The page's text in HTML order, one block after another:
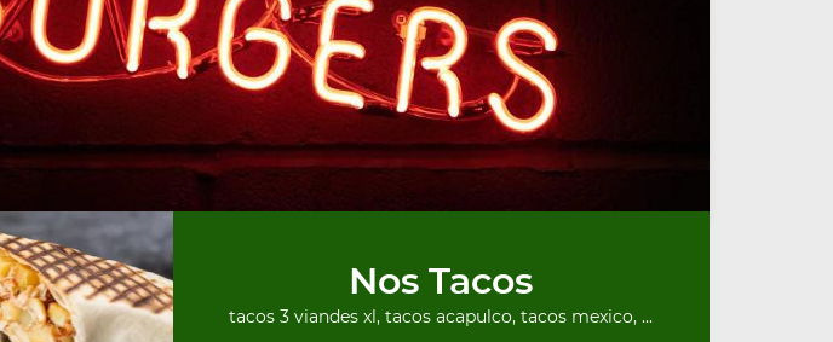
Nos Tacos
tacos 3 viandes xl, tacos acapulco, tacos mexico, ...